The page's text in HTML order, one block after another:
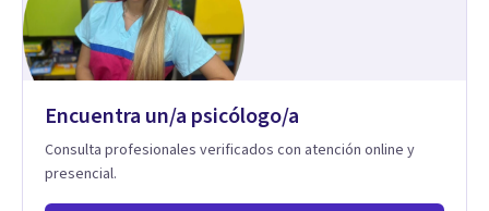
Encuentra un/a psicólogo/a
Consulta profesionales verificados con atención online y
presencial.